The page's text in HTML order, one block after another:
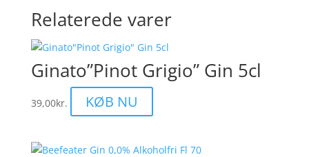
Relaterede varer
Ginato”Pinot Grigio” Gin 5cl
39,00kr. KØB NU